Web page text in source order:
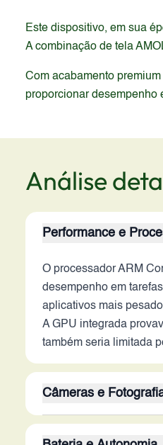
Este dispositivo, em sua
A combinação de tela
Com acabamento
proporcionar desempenho
Análise
Performance e
O processador ARM
desempenho em
aplicativos mais
A GPU integrada
também seria limitada
Câmeras e